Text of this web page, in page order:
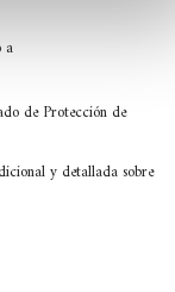
a
de Protección de
y detallada sobre